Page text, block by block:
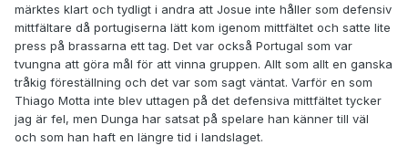
märktes klart och tydligt i andra att Josue inte håller som defensiv
mittfältare då portugiserna lätt kom igenom mittfältet och satte lite
press på brassarna ett tag. Det var också Portugal som var
tvungna att göra mål för att vinna gruppen. Allt som allt en ganska
tråkig föreställning och det var som sagt väntat. Varför en som
Thiago Motta inte blev uttagen på det defensiva mittfältet tycker
jag är fel, men Dunga har satsat på spelare han känner till väl
och som han haft en längre tid i landslaget.